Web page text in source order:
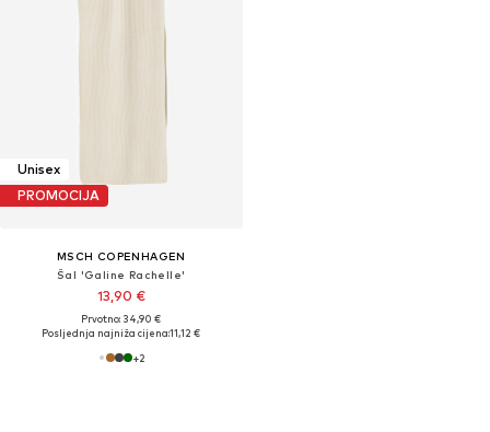
Unisex
PROMOCIJA
MSCH COPENHAGEN
Šal 'Galine Rachelle'
13,90 €
Prvotno: 34,90 €
Posljednja najniža cijena:11,12 €
+2